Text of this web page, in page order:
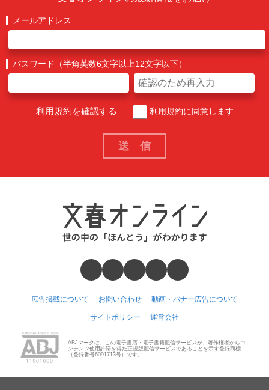
メールアドレス
パスワード（半角英数6文字以上12文字以下）
利用規約を確認する 利用規約に同意します
広告掲載について お問い合わせ 動画・バナー広告について
サイトポリシー 運営会社
ABJマークは、この電子書店・電子書籍配信サービスが、著作権者からコ
ンテンツ使用許諾を得た正規版配信サービスであることを示す登録商標
（登録番号6091713号）です。